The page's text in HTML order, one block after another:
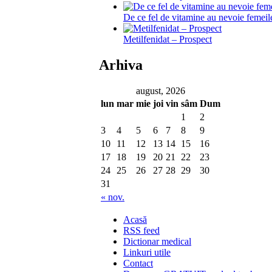
De ce fel de vitamine au nevoie
Metilfenidat – Prospect
Arhiva
august, 2026
lun mar mie joi vin sâm Dum
« nov.
1
2
3
4 5 6 7 8
9
10
11 12 13 14 15
16
17
18 19 20 21 22
23
24
25 26 27 28 29
30
31
Acasă
RSS feed
Dictionar medical
Linkuri utile
Contact